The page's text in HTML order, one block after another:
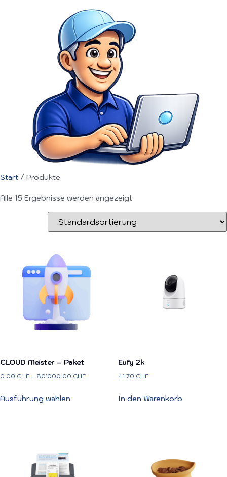
Start / Produkte
Alle 15 Ergebnisse werden angezeigt
CLOUD Meister – Paket
0.00 CHF – 80'000.00 CHF
Ausführung wählen
Eufy 2k
41.70 CHF
In den Warenkorb